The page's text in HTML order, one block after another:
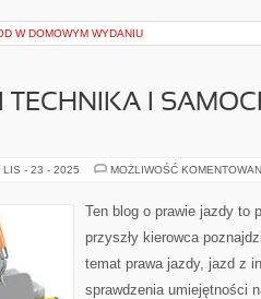
W DOMOWYM WYDANIU
TECHNIKA I
LIS - 23 - 2025 MOŻLIWOŚĆ
Ten blog o prawie jazdy to
przyszły kierowca
temat prawa jazdy, jazd z
sprawdzenia umiejętności